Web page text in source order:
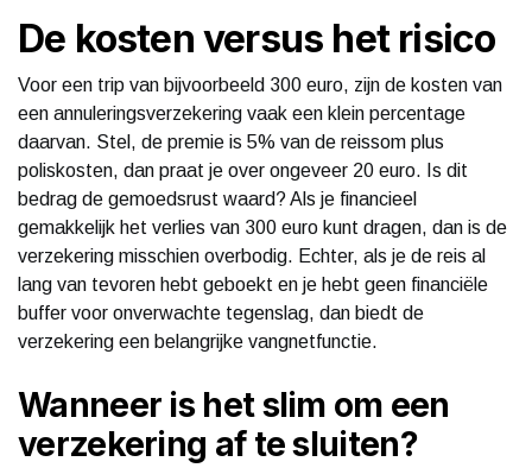
De kosten versus het risico
Voor een trip van bijvoorbeeld 300 euro, zijn de kosten van
een annuleringsverzekering vaak een klein percentage
daarvan. Stel, de premie is 5% van de reissom plus
poliskosten, dan praat je over ongeveer 20 euro. Is dit
bedrag de gemoedsrust waard? Als je financieel
gemakkelijk het verlies van 300 euro kunt dragen, dan is de
verzekering misschien overbodig. Echter, als je de reis al
lang van tevoren hebt geboekt en je hebt geen financiële
buffer voor onverwachte tegenslag, dan biedt de
verzekering een belangrijke vangnetfunctie.
Wanneer is het slim om een
verzekering af te sluiten?